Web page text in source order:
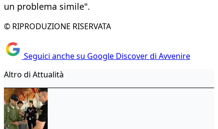
un problema simile".
© RIPRODUZIONE RISERVATA
Seguici anche su Google Discover di Avvenire
Altro di Attualità